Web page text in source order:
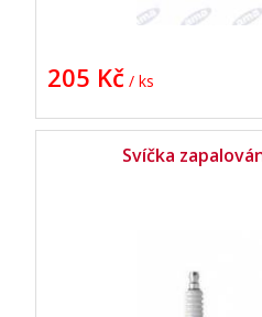
205 Kč / ks
Svíčka